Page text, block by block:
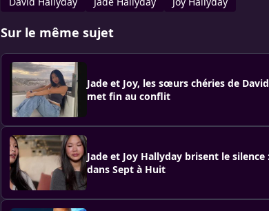
Sur le même sujet
Jade et Joy, les sœurs chéries de
met fin au conflit
Jade et Joy Hallyday brisent le
dans Sept à Huit